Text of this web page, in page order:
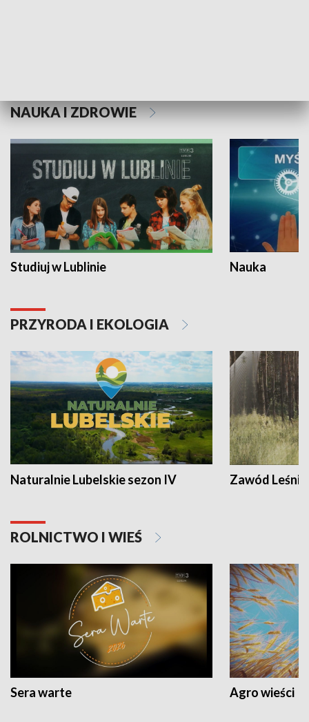
NAUKA I ZDROWIE
Studiuj w Lublinie Nauka
PRZYRODA I EKOLOGIA
Naturalnie Lubelskie sezon IV Zawód Leśnik
ROLNICTWO I WIEŚ
Sera warte Agro wieści